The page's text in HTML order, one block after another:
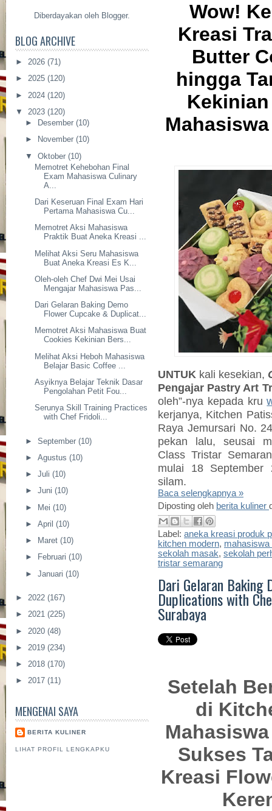
Diberdayakan oleh Blogger.
BLOG ARCHIVE
► 2026 (71)
► 2025 (120)
► 2024 (120)
▼ 2023 (120)
►
Desember (10)
►
November (10)
▼ Oktober (10)
Memotret Kehebohan Final
Exam Mahasiswa Culinary
A...
Dari Keseruan Final Exam Hari
Pertama Mahasiswa Cu...
Memotret Aksi Mahasiswa
Praktik Buat Aneka Kreasi ...
Melihat Aksi Seru Mahasiswa
Buat Aneka Kreasi Es K...
Oleh-oleh Chef Dwi Mei Usai
Mengajar Mahasiswa Pas...
Dari Gelaran Baking Demo
Flower Cupcake & Duplicat...
Memotret Aksi Mahasiswa Buat
Cookies Kekinian Bers...
Melihat Aksi Heboh Mahasiswa
Belajar Basic Coffee ...
Asyiknya Belajar Teknik Dasar
Pengolahan Petit Fou...
Serunya Skill Training Practices
with Chef Fridoli...
► September (10)
► Agustus (10)
► Juli (10)
► Juni (10)
► Mei (10)
► April (10)
►
Maret (10)
►
Februari (10)
► Januari (10)
► 2022 (167)
► 2021 (225)
► 2020 (48)
► 2019 (234)
► 2018 (170)
► 2017 (11)
MENGENAI SAYA
BERITA KULINER
LIHAT PROFIL LENGKAPKU
Wow!
Kreasi
Butter
hingga
UNTUK kali kesekian,
Pengajar Pastry Art
oleh”-nya kepada kru
kerjanya, Kitchen
Raya Jemursari No.
pekan lalu, seusai
Class Tristar
mulai 18 September
silam.
Baca selengkapnya »
Diposting oleh berita kuliner
Label: aneka kreasi produk
kitchen modern,
sekolah masak, sekolah
tristar semarang
Dari Gelaran Baking
Duplications with
Surabaya
Setelah
di
Sukses
Kreasi